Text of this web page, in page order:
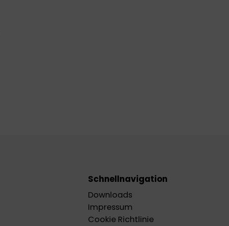
Schnellnavigation
Downloads
Impressum
Cookie Richtlinie